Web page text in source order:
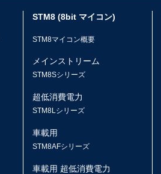
STM8 (8bit マイコン)
STM8マイコン概要
メインストリーム
STM8Sシリーズ
超低消費電力
STM8Lシリーズ
車載用
STM8AFシリーズ
車載用 超低消費電力